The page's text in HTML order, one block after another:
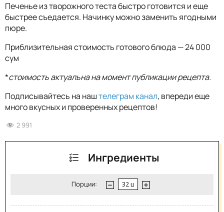
Печенье из творожного теста быстро готовится и еще
быстрее съедается. Начинку можно заменить ягодными
пюре.
Приблизительная стоимость готового блюда — 24 000
сум
*стоимость актуальна на момент публикации рецепта.
Подписывайтесь на наштелеграм канал, впереди еще
много вкусных и проверенных рецептов!
2 991
Ингредиенты
Порции: